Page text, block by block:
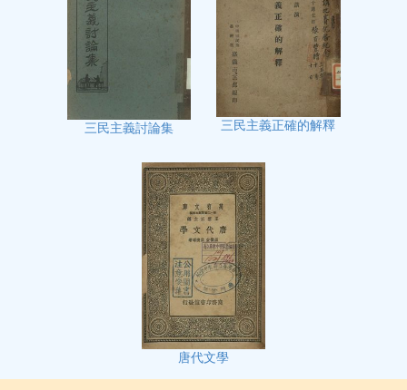
三民主義討論集 三民主義正確的解釋
唐代文學